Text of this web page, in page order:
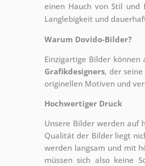
einen Hauch von Stil und
Langlebigkeit und
Warum Dovido-Bilder?
Einzigartige Bilder können
Grafikdesigners, der
originellen Motiven und
Hochwertiger Druck
Unsere Bilder werden auf
Qualität der Bilder liegt
werden langsam und mit
müssen sich also keine